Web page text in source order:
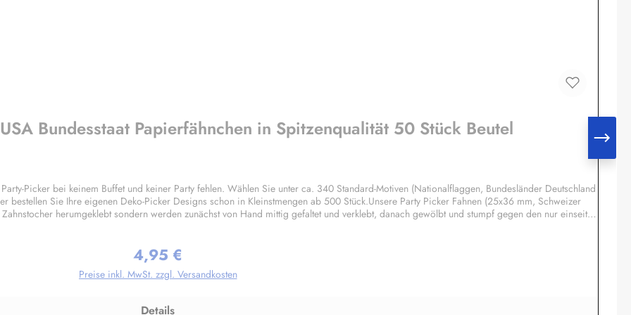
Bundesstaat Papierfähnchen in Spitzenqualität 50 Stück Beutel
Picker bei keinem Buffet und keiner Party fehlen. Wählen Sie unter ca. 340 Standard-Motiven (Nationalflaggen, Bundesländer Deutschland
Sie Ihre eigenen Deko-Picker Designs schon in Kleinstmengen ab 500 Stück.Unsere Party Picker Fahnen (25x36 mm, Schweizer
herumgeklebt sondern werden zunächst von Hand mittig gefaltet und verklebt, danach gewölbt und stumpf gegen den nur einseitig
garantieren wir einen höchstmöglichen Hygienestandard. Vor dem Verpacken werden die Deko-Picker selbstverständlich sterilisiert
werden.Herstellerinformationen:Buddel-Bini Inh. Eda Binikowski e.K.Meddenwarf 1a22457 Hamburginfo@buddel.de
Regulärer Preis:
4,95 €
Preise inkl. MwSt. zzgl. Versandkosten
Details